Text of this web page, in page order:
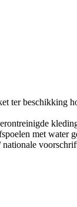
ter beschikking
met water